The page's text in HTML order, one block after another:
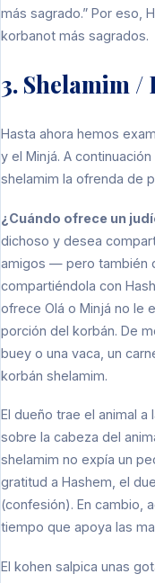
más sagrado.” Por eso,
korbanot más sagrados.
3. Shelamim /
Hasta ahora hemos
y el Minjá. A
shelamim la ofrenda de
¿Cuándo ofrece un
dichoso y desea
amigos — pero también
compartiéndola con
ofrece Olá o Minjá no le
porción del korbán. De
buey o una vaca, un
korbán shelamim.
El dueño trae el animal
sobre la cabeza del
shelamim no expía un
gratitud a Hashem, el
(confesión). En cambio,
tiempo que apoya las
El kohen salpica unas